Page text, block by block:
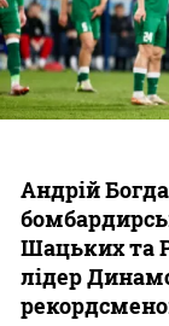
Андрій
Шацьких та
лідер